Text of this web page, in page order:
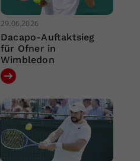
29.06.2026
Dacapo-Auftaktsieg
für Ofner in
Wimbledon